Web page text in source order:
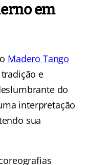
em
Madero Tango
e
do
interpretação
sua